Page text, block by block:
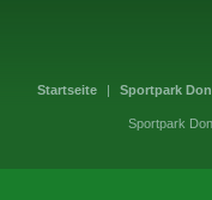
Startseite | Sportpark
Sportpark